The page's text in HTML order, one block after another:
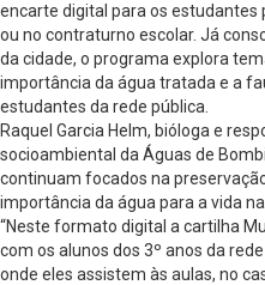
encarte digital para os estudantes
ou no contraturno escolar. Já
da cidade, o programa explora
importância da água tratada e a
estudantes da rede pública.
Raquel Garcia Helm, bióloga e
socioambiental da Águas de
continuam focados na
importância da água para a vida
“Neste formato digital a cartilha
com os alunos dos 3º anos da
onde eles assistem às aulas, no